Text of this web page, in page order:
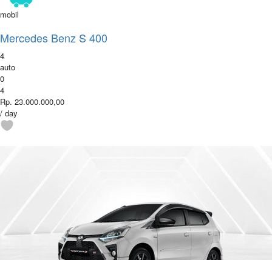
mobil
Mercedes Benz S 400
4
auto
0
4
Rp. 23.000.000,00
/ day